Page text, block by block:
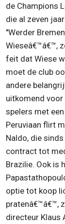
de Champions
die al zeven
''Werder
Wieseâ€™â€™,
feit dat Wiese
moet de club
andere
uitkomend voor
spelers met
Peruviaan flirt
Naldo, die
contract tot
Brazilie. Ook is
optie tot koop
pratenâ€™â€™,
directeur Klaus